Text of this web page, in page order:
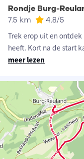
Rondje Burg-
7.5 km 4.8/5
Trek erop uit en
heeft. Kort na de start
meer lezen